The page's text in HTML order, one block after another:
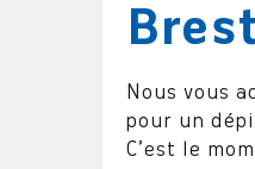
Nous vous
pour un
C’est le